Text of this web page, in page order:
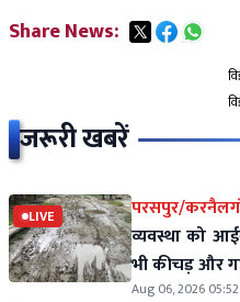
Share News:
जरूरी खबरें
LIVE
व्यवस्था को
भी कीचड़ और
Aug 06, 2026